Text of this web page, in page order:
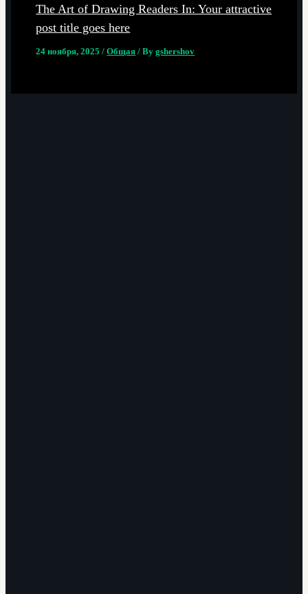
The Art of Drawing Readers In: Your attractive
post title goes here
24 ноября, 2025/Общая / Bygshershov